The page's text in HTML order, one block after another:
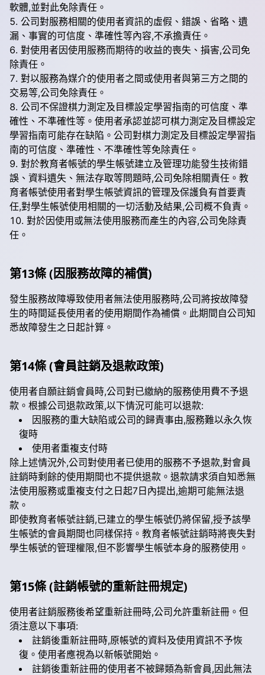
軟體,並對此免除責任。
公司對服務相關的使用者資訊的虛假、錯誤、省略、遺
漏、事實的可信度、準確性等內容,不承擔責任。
對使用者因使用服務而期待的收益的喪失、損害,公司免
除責任。
對以服務為媒介的使用者之間或使用者與第三方之間的
交易等,公司免除責任。
公司不保證棋力測定及目標設定學習指南的可信度、準
確性、不準確性等。使用者承認並認可棋力測定及目標設定
學習指南可能存在缺陷。公司對棋力測定及目標設定學習指
南的可信度、準確性、不準確性等免除責任。
對於教育者帳號的學生帳號建立及管理功能發生技術錯
誤、資料遺失、無法存取等問題時,公司免除相關責任。教
育者帳號使用者對學生帳號資訊的管理及保護負有首要責
任,對學生帳號使用相關的一切活動及結果,公司概不負責。
對於因使用或無法使用服務而產生的內容,公司免除責
任。
第13條 (因服務故障的補償)
發生服務故障導致使用者無法使用服務時,公司將按故障發
生的時間延長使用者的使用期間作為補償。此期間自公司知
悉故障發生之日起計算。
第14條 (會員註銷及退款政策)
使用者自願註銷會員時,公司對已繳納的服務使用費不予退
款。根據公司退款政策,以下情況可能可以退款:
因服務的重大缺陷或公司的歸責事由,服務難以永久恢
復時
使用者重複支付時
除上述情況外,公司對使用者已使用的服務不予退款,對會員
註銷時剩餘的使用期間也不提供退款。退款請求須自知悉無
法使用服務或重複支付之日起7日內提出,逾期可能無法退
款。
即使教育者帳號註銷,已建立的學生帳號仍將保留,授予該學
生帳號的會員期間也同樣保持。教育者帳號註銷時將喪失對
學生帳號的管理權限,但不影響學生帳號本身的服務使用。
第15條 (註銷帳號的重新註冊規定)
使用者註銷服務後希望重新註冊時,公司允許重新註冊。但
須注意以下事項:
註銷後重新註冊時,原帳號的資料及使用資訊不予恢
復。使用者應視為以新帳號開始。
註銷後重新註冊的使用者不被歸類為新會員,因此無法